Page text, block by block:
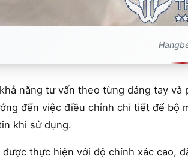
năng tư vấn theo từng dáng tay
đến việc điều chỉnh chi tiết để bộ
khi sử dụng.
thực hiện với độ chính xác cao,